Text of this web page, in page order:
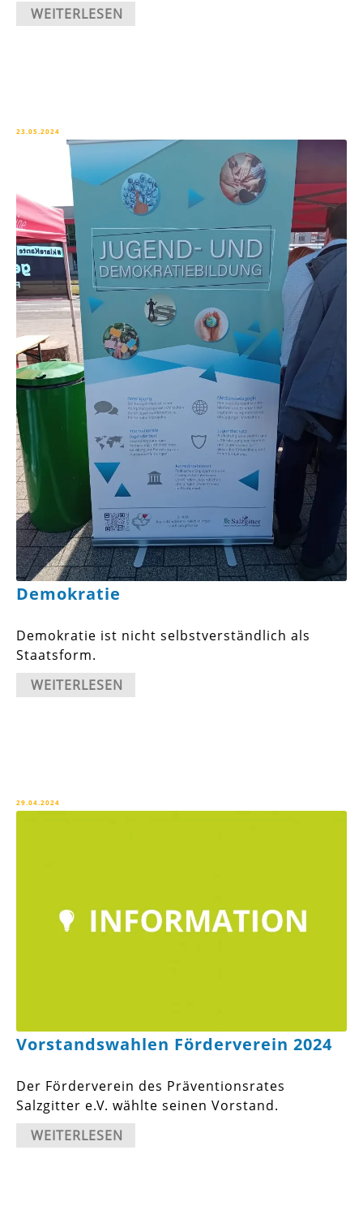
WEITERLESEN
23.05.2024
Demokratie
Demokratie ist nicht selbstverständlich als
Staatsform.
WEITERLESEN
29.04.2024
Vorstandswahlen Förderverein 2024
Der Förderverein des Präventionsrates
Salzgitter e.V. wählte seinen Vorstand.
WEITERLESEN